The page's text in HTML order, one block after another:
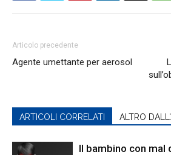
Articolo precedente
Agente umettante per aerosol
ARTICOLI CORRELATI ALTRO
Il bambino con mal